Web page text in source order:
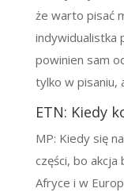
że warto pisać
indywidualistka
powinien sam
tylko w pisaniu,
ETN: Kiedy
MP: Kiedy się
części, bo
Afryce i w